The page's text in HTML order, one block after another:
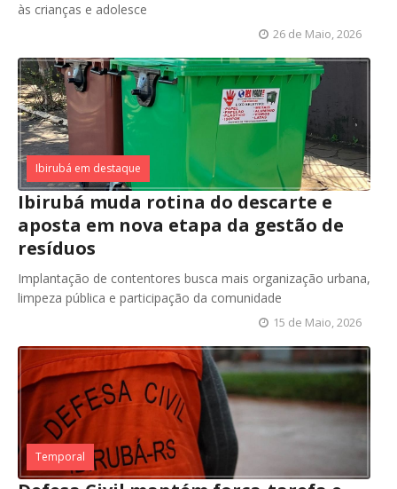
às crianças e adolesce
26 de Maio, 2026
Ibirubá em destaque
Ibirubá muda rotina do descarte e
aposta em nova etapa da gestão de
resíduos
Implantação de contentores busca mais organização urbana,
limpeza pública e participação da comunidade
15 de Maio, 2026
Temporal